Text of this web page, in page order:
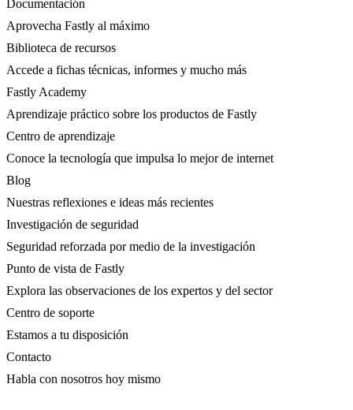
Documentación
Aprovecha Fastly al máximo
Biblioteca de recursos
Accede a fichas técnicas, informes y mucho más
Fastly Academy
Aprendizaje práctico sobre los productos de Fastly
Centro de aprendizaje
Conoce la tecnología que impulsa lo mejor de internet
Blog
Nuestras reflexiones e ideas más recientes
Investigación de seguridad
Seguridad reforzada por medio de la investigación
Punto de vista de Fastly
Explora las observaciones de los expertos y del sector
Centro de soporte
Estamos a tu disposición
Contacto
Habla con nosotros hoy mismo